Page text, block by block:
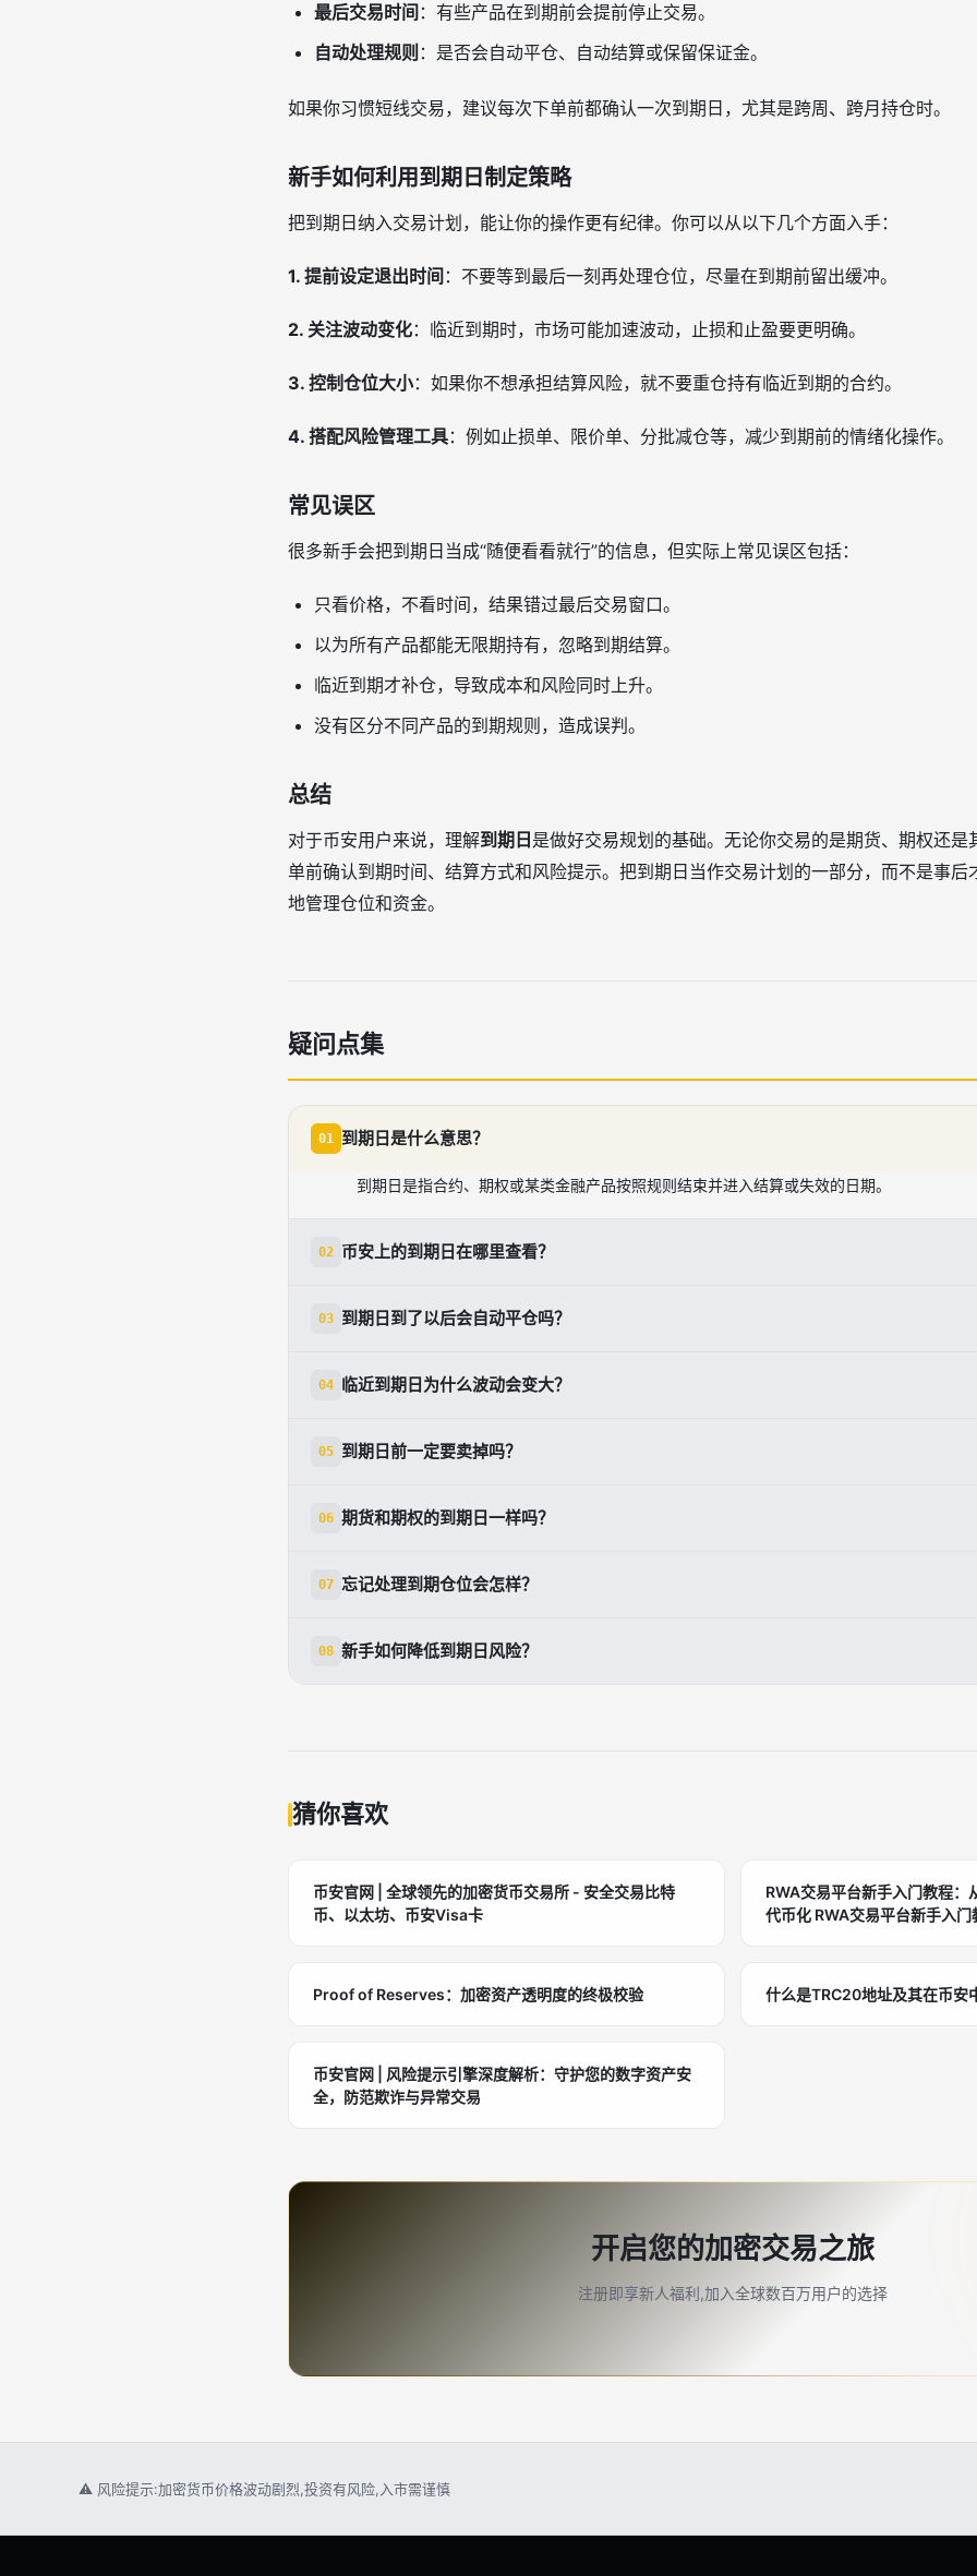
最后交易时间 ：有些产品在到期前会提前停止交易。
自动处理规则 ：是否会自动平仓、自动结算或保留保证金。
如果你习惯短线交易，建议每次下单前都确认一次到期日，尤其是跨周、跨月持仓时。
新手如何利用到期日制定策略
把到期日纳入交易计划，能让你的操作更有纪律。你可以从以下几个方面入手：
1. 提前设定退出时间 ：不要等到最后一刻再处理仓位，尽量在到期前留出缓冲。
2. 关注波动变化：临近到期时，市场可能加速波动，止损和止盈要更明确。
3. 控制仓位大小：如果你不想承担结算风险，就不要重仓持有临近到期的合约。
4. 搭配风险管理工具：例如止损单、限价单、分批减仓等，减少到期前的情绪化操作。
常见误区
很多新手会把到期日当成“随便看看就行”的信息，但实际上常见误区包括：
只看价格，不看时间，结果错过最后交易窗口。
以为所有产品都能无限期持有，忽略到期结算。
临近到期才补仓，导致成本和风险同时上升。
没有区分不同产品的到期规则，造成误判。
总结
对于币安用户来说，理解到期日 是做好交易规划的基础。无论你交易的是期货、期权还
单前确认到期时间、结算方式和风险提示。把到期日当作交易计划的一部分，而不是事后
地管理仓位和资金。
疑问点集
01 到期日是什么意思？
到期日是指合约、期权或某类金融产品按照规则结束并进入结算或失效的日期。
02 币安上的到期日在哪里查看？
03 到期日到了以后会自动平仓吗？
04 临近到期日为什么波动会变大？
05 到期日前一定要卖掉吗？
06 期货和期权的到期日一样吗？
07 忘记处理到期仓位会怎样？
08 新手如何降低到期日风险？
猜你喜欢
币安官网 | 全球领先的加密货币交易所 - 安全交易比特
币、以太坊、币安Visa卡
RWA交易平台新手入门教程：
代币化 RWA交易平台新手入门教程：从零起步安全交易
Proof of Reserves：加密资产透明度的终极校验
什么是TRC20地址及其在币安
币安官网 | 风险提示引擎深度解析：守护您的数字资产安
全，防范欺诈与异常交易
开启您的加密交易之旅
注册即享新人福利,加入全球数百万用户的选择
⚠ 风险提示:加密货币价格波动剧烈,投资有风险,入市需谨慎